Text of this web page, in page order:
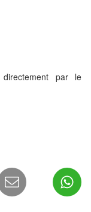
par le